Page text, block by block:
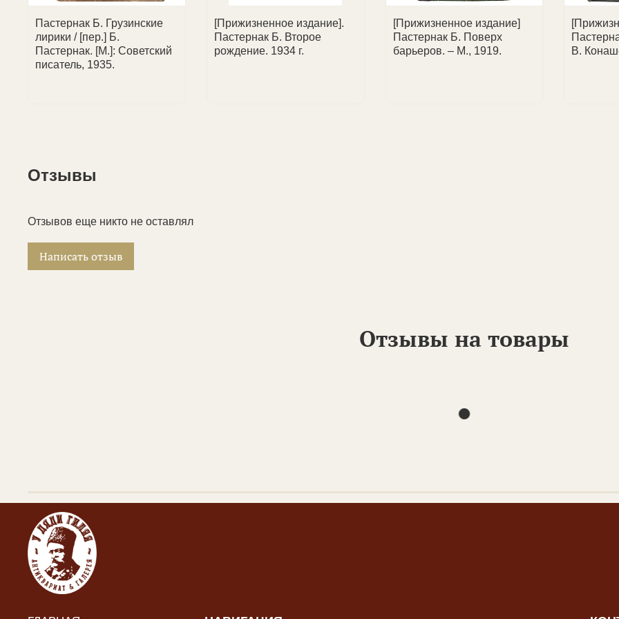
Пастернак Б. Грузинские
лирики / [пер.] Б.
Пастернак. [М.]: Советский
писатель, 1935.
[Прижизненное издание].
Пастернак Б. Второе
рождение. 1934 г.
[Прижизненное издание]
Пастернак Б. Поверх
барьеров. – М., 1919.
В.
Отзывы
Отзывов еще никто не оставлял
Написать отзыв
Отзывы на товары